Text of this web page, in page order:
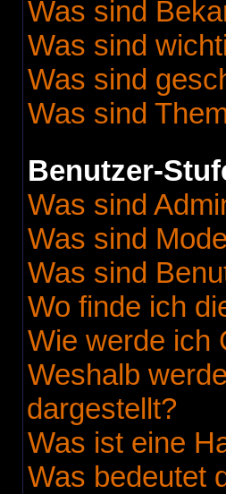
Was sind
Was sind
Was sind
Was sind
Benutzer-
Was sind
Was sind
Was sind
Wo finde ich
Wie werde ich
Weshalb
dargestellt?
Was ist eine
Was bedeutet